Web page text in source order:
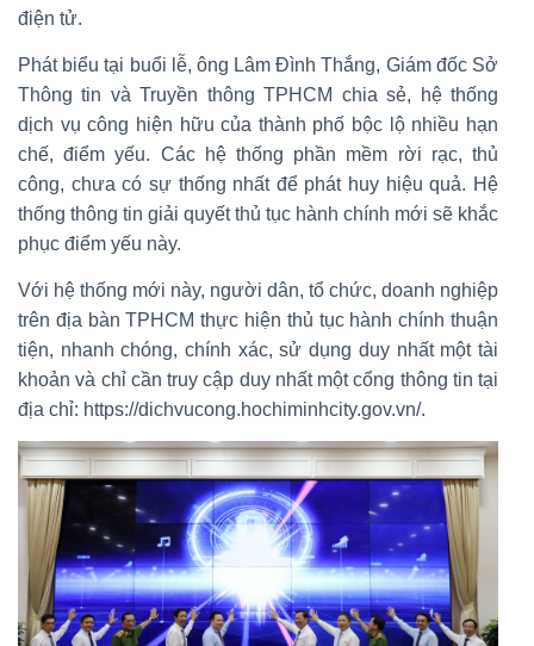
điện tử.
Phát biểu tại buổi lễ, ông Lâm Đình Thắng, Giám đốc Sở
Thông tin và Truyền thông TPHCM chia sẻ, hệ thống
dịch vụ công hiện hữu của thành phố bộc lộ nhiều hạn
chế, điểm yếu. Các hệ thống phần mềm rời rạc, thủ
công, chưa có sự thống nhất để phát huy hiệu quả. Hệ
thống thông tin giải quyết thủ tục hành chính mới sẽ khắc
phục điểm yếu này.
Với hệ thống mới này, người dân, tổ chức, doanh nghiệp
trên địa bàn TPHCM thực hiện thủ tục hành chính thuận
tiện, nhanh chóng, chính xác, sử dụng duy nhất một tài
khoản và chỉ cần truy cập duy nhất một cổng thông tin tại
địa chỉ: https://dichvucong.hochiminhcity.gov.vn/.